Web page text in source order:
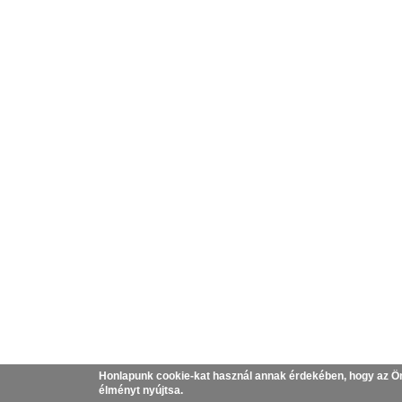
Honlapunk cookie-kat használ annak érdekében, hogy az
élményt nyújtsa.